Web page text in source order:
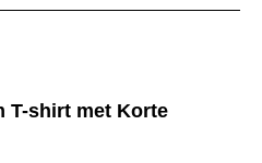
T-shirt met Korte